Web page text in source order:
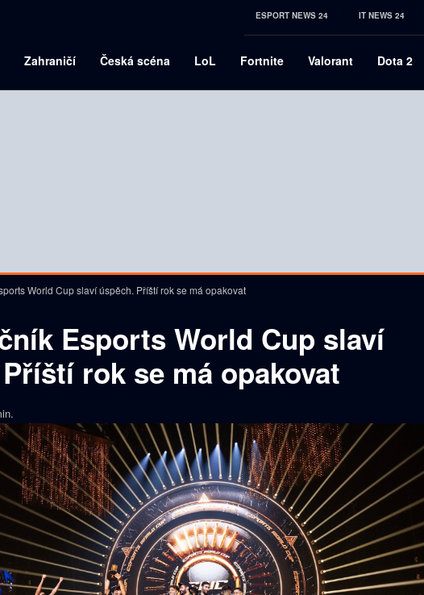
ESPORT NEWS 24 IT NEWS 24
Zahraničí Česká scéna LoL Fortnite Valorant Dota 2
World Cup slaví úspěch. Příští rok se má opakovat
Esports World Cup slaví
rok se má opakovat